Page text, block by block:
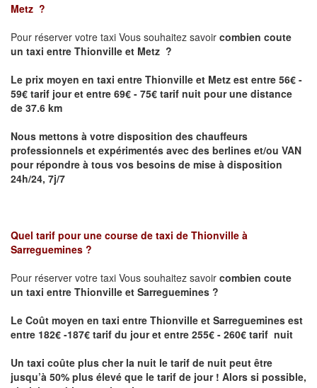
Metz ?
Pour réserver votre taxi Vous souhaitez savoir combien coute
un taxi entre Thionville et Metz ?
Le prix moyen en taxi entre Thionville et Metz est entre 56€ -
59€ tarif jour et entre 69€ - 75€ tarif nuit pour une distance
de 37.6 km
Nous mettons à votre disposition des chauffeurs
professionnels et expérimentés avec des berlines et/ou VAN
pour répondre à tous vos besoins de mise à disposition
24h/24, 7j/7
Quel tarif pour une course de taxi de Thionville à
Sarreguemines ?
Pour réserver votre taxi Vous souhaitez savoir combien coute
un taxi entre Thionville et Sarreguemines ?
Le Coût moyen en taxi entre Thionville et Sarreguemines est
entre 182€ -187€ tarif du jour et entre 255€ - 260€ tarif nuit
Un taxi coûte plus cher la nuit le tarif de nuit peut être
jusqu’à 50% plus élevé que le tarif de jour ! Alors si possible,